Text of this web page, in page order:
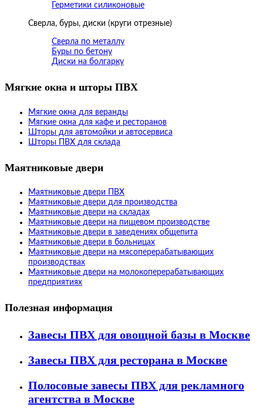
Герметики силиконовые
Сверла, буры, диски (круги отрезные)
Сверла по металлу
Буры по бетону
Диски на болгарку
Мягкие окна и шторы ПВХ
Мягкие окна для веранды
Мягкие окна для кафе и ресторанов
Шторы для автомойки и автосервиса
Шторы ПВХ для склада
Маятниковые двери
Маятниковые двери ПВХ
Маятниковые двери для производства
Маятниковые двери на складах
Маятниковые двери на пищевом производстве
Маятниковые двери в заведениях общепита
Маятниковые двери в больницах
Маятниковые двери на мясоперерабатывающих
производствах
Маятниковые двери на молокоперерабатывающих
предприятиях
Полезная информация
Завесы ПВХ для овощной базы в Москве
Завесы ПВХ для ресторана в Москве
Полосовые завесы ПВХ для рекламного
агентства в Москве